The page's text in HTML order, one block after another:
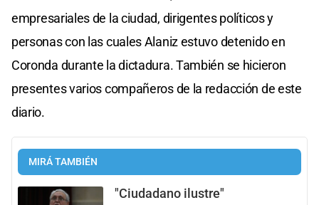
empresariales de la ciudad, dirigentes políticos y
personas con las cuales Alaniz estuvo detenido en
Coronda durante la dictadura. También se hicieron
presentes varios compañeros de la redacción de este
diario.
MIRÁ TAMBIÉN
"Ciudadano ilustre"